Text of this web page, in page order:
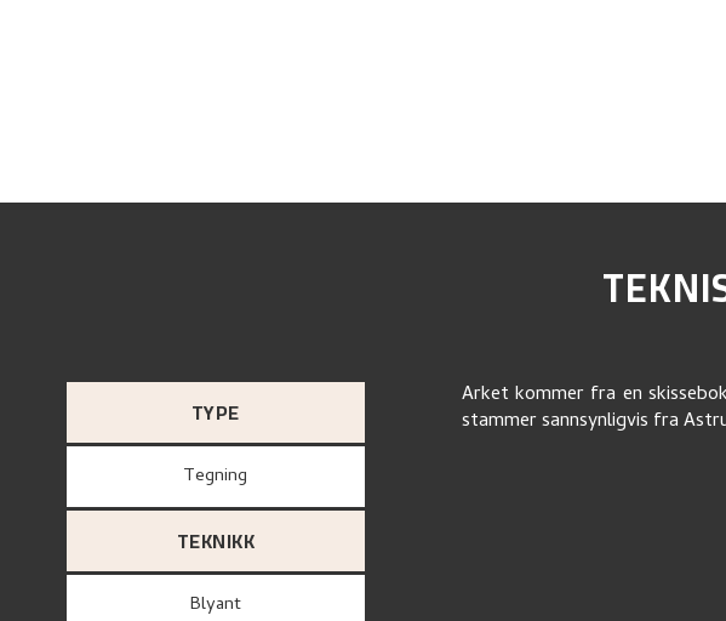
TYPE
Tegning
TEKNIKK
Blyant
Arket kommer fra en
stammer sannsynligvis fra